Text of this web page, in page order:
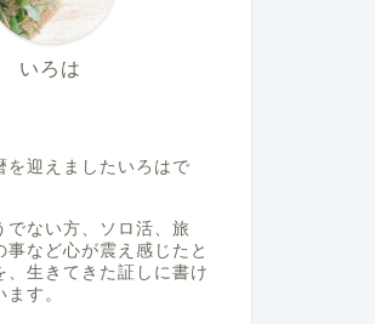
いろは
を迎えましたいろはで
でない方、ソロ活、旅
事など心が震え感じたと
、生きてきた証しに書け
す。